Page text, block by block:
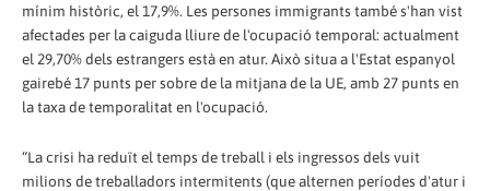
mínim històric, el 17,9%. Les persones immigrants també s'han vist
afectades per la caiguda lliure de l'ocupació temporal: actualment
el 29,70% dels estrangers està en atur. Això situa a l'Estat espanyol
gairebé 17 punts per sobre de la mitjana de la UE, amb 27 punts en
la taxa de temporalitat en l'ocupació.
“La crisi ha reduït el temps de treball i els ingressos dels vuit
milions de treballadors intermitents (que alternen períodes d'atur i